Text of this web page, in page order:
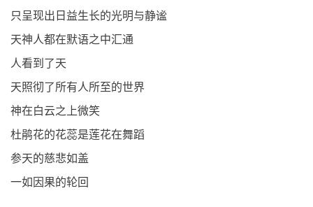
只呈现出日益生长的光明与静谧
天神人都在默语之中汇通
人看到了天
天照彻了所有人所至的世界
神在白云之上微笑
杜鹃花的花蕊是莲花在舞蹈
参天的慈悲如盖
一如因果的轮回